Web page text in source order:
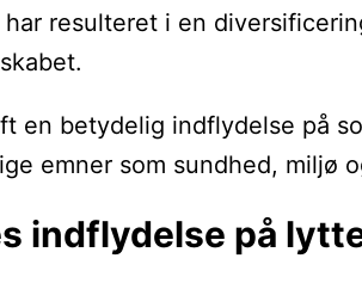
resulteret i en
en betydelig indflydelse på
emner som sundhed, miljø
indflydelse på